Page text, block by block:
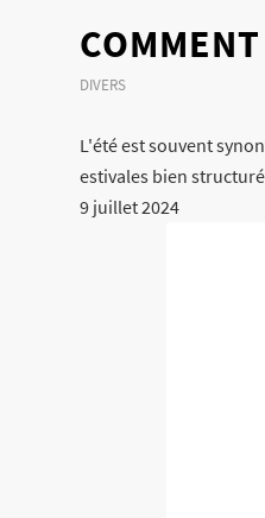
DIVERS
L'été est souvent
estivales bien
9 juillet 2024